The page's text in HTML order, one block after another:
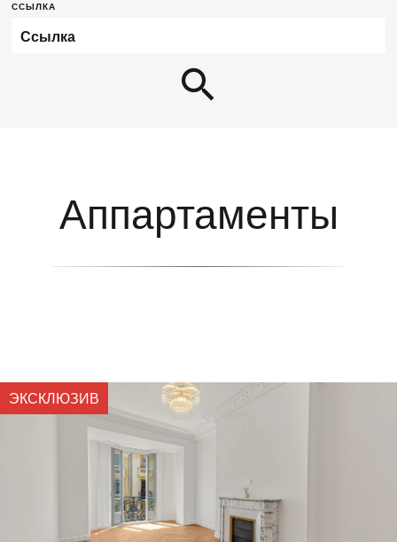
ССЫЛКА
Аппартаменты
ЭКСКЛЮЗИВ